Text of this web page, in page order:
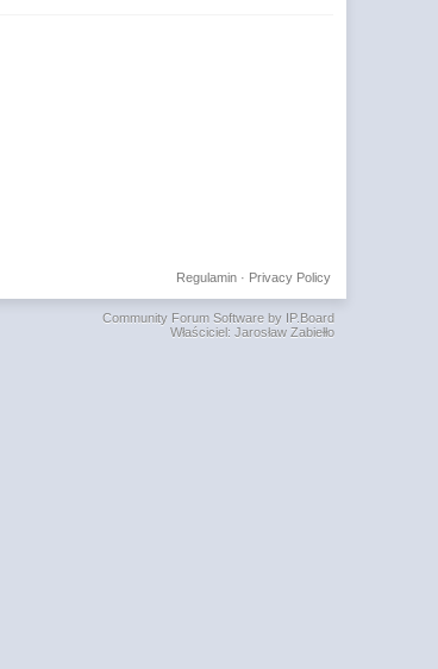
Privacy Policy
Regulamin·
Community Forum Software by IP.Board
Właściciel: Jarosław Zabiełło